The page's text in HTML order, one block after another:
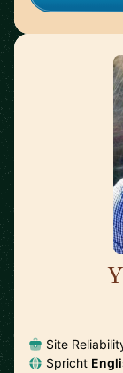
Site
Spricht